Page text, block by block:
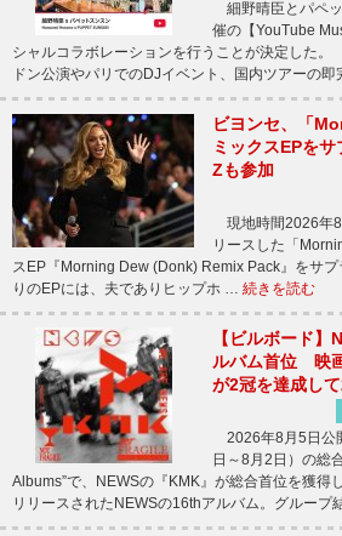
細野晴臣とパペ
催の【YouTube
シャルコラボレーションを行うことが決定した
ドン公演やパリでのDJイベント、国内ツアーの
ビヨンセ、「
ミックスEPを
Zも参加
現地時間2026年8
リースした「
スEP『Morning Dew (Donk) Remix Pack』をサ
りのEPには、夫でありヒップホ … 続きを読む
【ビルボード
ルバム首位 映
が2冠を達成し
2026年8月5日公
日～8月2日）の総
Albums”で、NEWSの『KMK』が総合首位を獲
リリースされたNEWSの16thアルバム。グループ